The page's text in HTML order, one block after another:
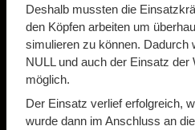
Deshalb mussten die
den Köpfen arbeiten um
simulieren zu können. Dadurch
NULL und auch der Einsatz
möglich.
Der Einsatz verlief erfolgreich,
wurde dann im Anschluss an